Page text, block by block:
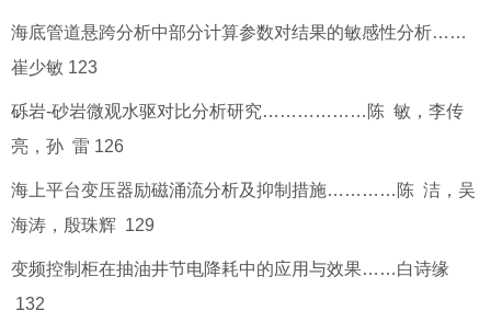
海底管道悬跨分析中部分计算参数对结果的敏感性分析……
崔少敏 123
砾岩-砂岩微观水驱对比分析研究………………陈 敏，李传
亮，孙 雷 126
海上平台变压器励磁涌流分析及抑制措施…………陈 洁，吴
海涛，殷珠辉 129
变频控制柜在抽油井节电降耗中的应用与效果……白诗缘
132